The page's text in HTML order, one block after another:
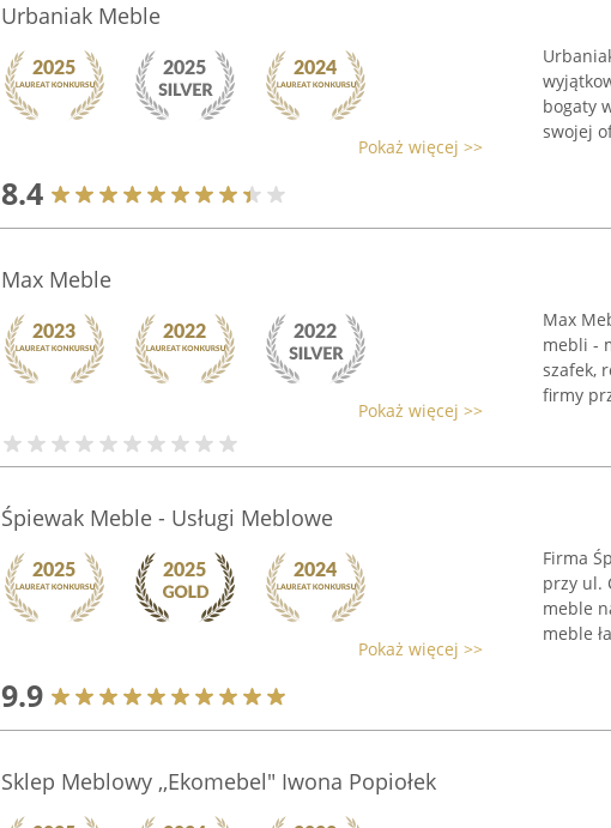
Urbaniak Meble
Pokaż więcej >>
8.4
bogaty
swojej
Max Meble
Pokaż więcej >>
Max
mebli -
szafek,
firmy
Śpiewak Meble - Usługi Meblowe
Pokaż więcej >>
9.9
Firma
przy ul.
meble
meble
Sklep Meblowy ,,Ekomebel" Iwona Popiołek